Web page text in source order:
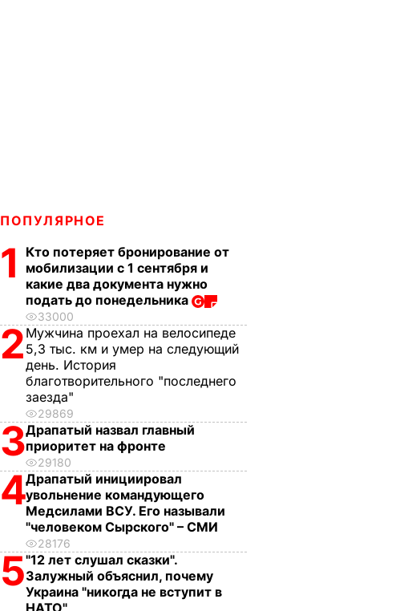
ПОПУЛЯРНОЕ
1
Кто потеряет бронирование от
мобилизации с 1 сентября и
какие два документа нужно
подать до понедельника
33000
2 Мужчина проехал на велосипеде
5,3 тыс. км и умер на следующий
день. История
благотворительного "последнего
заезда"
29869
3Драпатый назвал главный
приоритет на фронте
29180
4Драпатый инициировал
увольнение командующего
Медсилами ВСУ. Его называли
"человеком Сырского" – СМИ
28176
5"12 лет слушал сказки".
Залужный объяснил, почему
Украина "никогда не вступит в
НАТО"